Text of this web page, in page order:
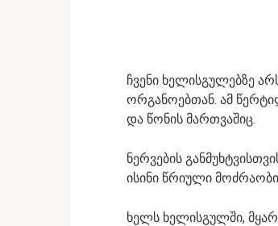
ჩვენი ხელისგულებზე
ორგანოებთან. ამ
და წონის მართვაშიც.
ნერვების
ისინი წრიული
ხელს ხელისგულში,